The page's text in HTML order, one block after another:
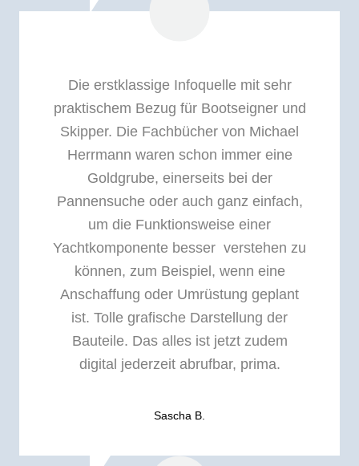
Die erstklassige Infoquelle mit sehr
praktischem Bezug für Bootseigner und
Skipper. Die Fachbücher von Michael
Herrmann waren schon immer eine
Goldgrube, einerseits bei der
Pannensuche oder auch ganz einfach,
um die Funktionsweise einer
Yachtkomponente besser verstehen zu
können, zum Beispiel, wenn eine
Anschaffung oder Umrüstung geplant
ist. Tolle grafische Darstellung der
Bauteile. Das alles ist jetzt zudem
digital jederzeit abrufbar, prima.
Sascha B.